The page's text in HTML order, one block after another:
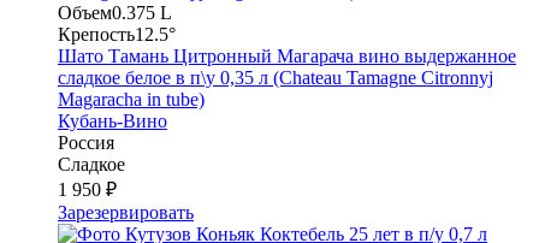
Объем0.375 L
Крепость12.5°
Шато Тамань Цитронный Магарача вино выдержанное
сладкое белое в п\у 0,35 л (Chateau Tamagne Citronnyj
Magaracha in tube)
Кубань-Вино
Россия
Сладкое
1 950 ₽
Зарезервировать